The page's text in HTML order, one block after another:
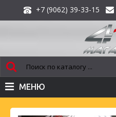
+7 (9062) 39-33-15
МЕНЮ